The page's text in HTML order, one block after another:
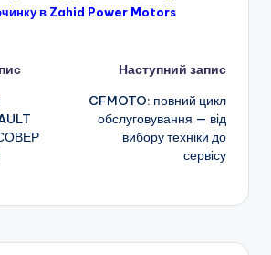
в Zahid Power Motors
Наступний запис
CFMOTO: повний цикл
обслуговування — від
вибору техніки до
сервісу